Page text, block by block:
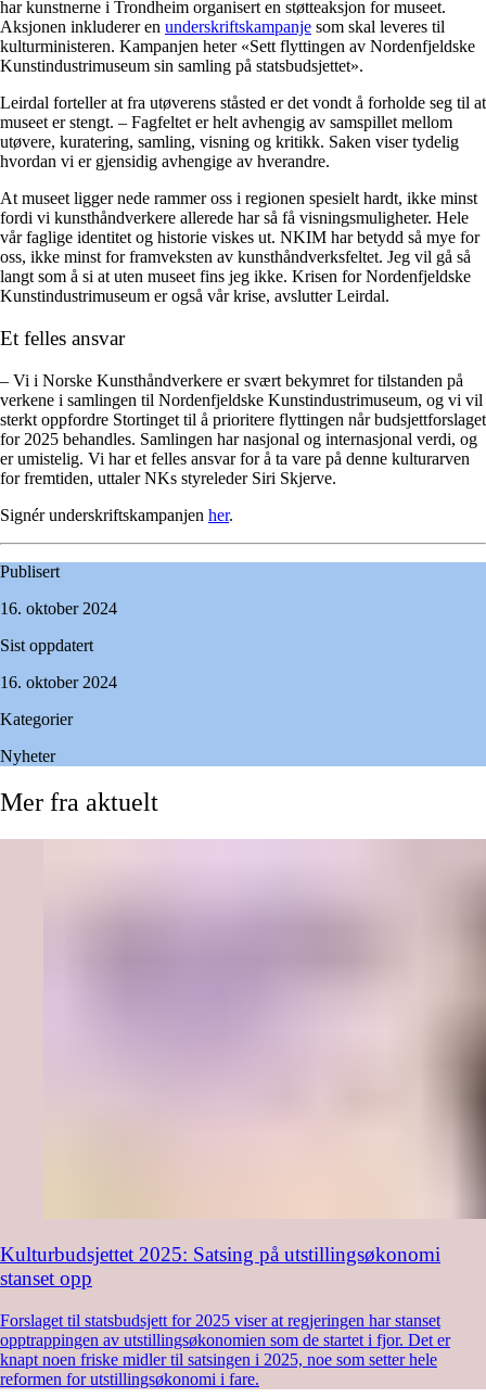
har kunstnerne i Trondheim organisert en støtteaksjon for museet.
Aksjonen inkluderer en underskriftskampanje som skal leveres til
kulturministeren. Kampanjen heter «Sett flyttingen av Nordenfjeldske
Kunstindustrimuseum sin samling på statsbudsjettet».
Leirdal forteller at fra utøverens ståsted er det vondt å forholde seg til at
museet er stengt. – Fagfeltet er helt avhengig av samspillet mellom
utøvere, kuratering, samling, visning og kritikk. Saken viser tydelig
hvordan vi er gjensidig avhengige av hverandre.
At museet ligger nede rammer oss i regionen spesielt hardt, ikke minst
fordi vi kunsthåndverkere allerede har så få visningsmuligheter. Hele
vår faglige identitet og historie viskes ut. NKIM har betydd så mye for
oss, ikke minst for framveksten av kunsthåndverksfeltet. Jeg vil gå så
langt som å si at uten museet fins jeg ikke. Krisen for Nordenfjeldske
Kunstindustrimuseum er også vår krise, avslutter Leirdal.
Et felles ansvar
– Vi i Norske Kunsthåndverkere er svært bekymret for tilstanden på
verkene i samlingen til Nordenfjeldske Kunstindustrimuseum, og vi vil
sterkt oppfordre Stortinget til å prioritere flyttingen når budsjettforslaget
for 2025 behandles. Samlingen har nasjonal og internasjonal verdi, og
er umistelig. Vi har et felles ansvar for å ta vare på denne kulturarven
for fremtiden, uttaler NKs styreleder Siri Skjerve.
Signér underskriftskampanjen her.
Publisert
16. oktober 2024
Sist oppdatert
16. oktober 2024
Kategorier
Nyheter
Mer fra aktuelt
Kulturbudsjettet 2025: Satsing på utstillingsøkonomi
stanset opp
Forslaget til statsbudsjett for 2025 viser at regjeringen har stanset
opptrappingen av utstillingsøkonomien som de startet i fjor. Det er
knapt noen friske midler til satsingen i 2025, noe som setter hele
reformen for utstillingsøkonomi i fare.